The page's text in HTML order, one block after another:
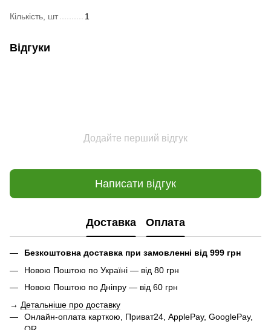
Кількість, шт 1
Відгуки
Додайте перший відгук
Написати відгук
Доставка Оплата
Безкоштовна доставка при замовленні від 999 грн
Новою Поштою по Україні — від 80 грн
Новою Поштою по Дніпру — від 60 грн
→ Детальніше про доставку
Онлайн-оплата карткою, Приват24, ApplePay, GooglePay,